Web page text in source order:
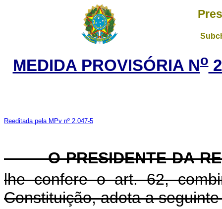
MEDIDA PROVISÓRIA No
Reeditada pela MPv nº 2.047-5
O PRESIDENTE DA
lhe confere o art. 62,
Constituição, adota a